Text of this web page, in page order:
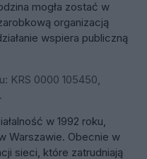
mogła zostać w
organizacją
wspiera publiczną
KRS 0000 105450,
.
w 1992 roku,
Warszawie. Obecnie w
sieci, które zatrudniają